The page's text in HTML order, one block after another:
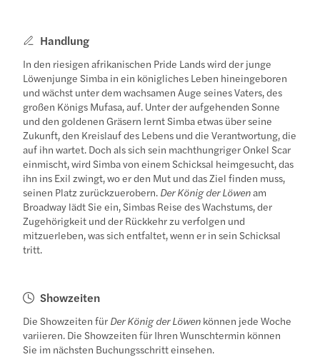
Handlung
In den riesigen afrikanischen Pride Lands wird der junge
Löwenjunge Simba in ein königliches Leben hineingeboren
und wächst unter dem wachsamen Auge seines Vaters, des
großen Königs Mufasa, auf. Unter der aufgehenden Sonne
und den goldenen Gräsern lernt Simba etwas über seine
Zukunft, den Kreislauf des Lebens und die Verantwortung, die
auf ihn wartet. Doch als sich sein machthungriger Onkel Scar
einmischt, wird Simba von einem Schicksal heimgesucht, das
ihn ins Exil zwingt, wo er den Mut und das Ziel finden muss,
seinen Platz zurückzuerobern. Der König der Löwenam
Broadway lädt Sie ein, Simbas Reise des Wachstums, der
Zugehörigkeit und der Rückkehr zu verfolgen und
mitzuerleben, was sich entfaltet, wenn er in sein Schicksal
tritt.
Showzeiten
Die Showzeiten für Der König der Löwen können jede Woche
variieren. Die Showzeiten für Ihren Wunschtermin können
Sie im nächsten Buchungsschritt einsehen.